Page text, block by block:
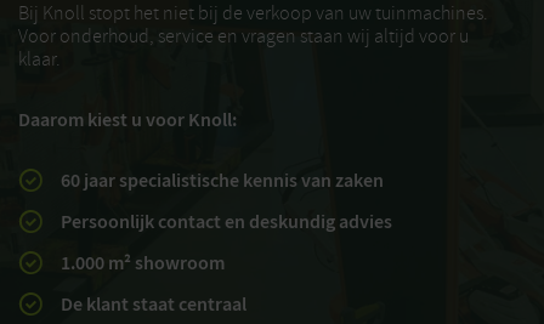
Bij Knoll stopt het niet bij de verkoop van uw tuinmachines.
Voor onderhoud, service en vragen staan wij altijd voor u
klaar.
Daarom kiest u voor Knoll:
60 jaar specialistische kennis van zaken
Persoonlijk contact en deskundig advies
1.000 m² showroom
De klant staat centraal